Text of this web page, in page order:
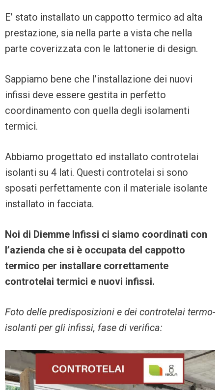
E’ stato installato un cappotto termico ad alta
prestazione, sia nella parte a vista che nella
parte coverizzata con le lattonerie di design.
Sappiamo bene che l’installazione dei nuovi
infissi deve essere gestita in perfetto
coordinamento con quella degli isolamenti
termici.
Abbiamo progettato ed installato controtelai
isolanti su 4 lati. Questi controtelai si sono
sposati perfettamente con il materiale isolante
installato in facciata.
Noi di Diemme Infissi ci siamo coordinati con
l’azienda che si è occupata del cappotto
termico per installare correttamente
controtelai termici e nuovi infissi.
Foto delle predisposizioni e dei controtelai termo-
isolanti per gli infissi, fase di verifica: